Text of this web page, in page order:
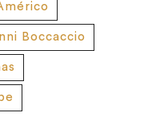
Boccaccio